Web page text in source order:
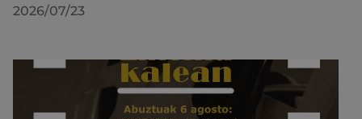
2026/07/23